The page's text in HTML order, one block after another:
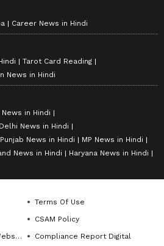
Career News in Hindi
Tarot Card Reading
News in Hindi
News in Hindi
Delhi News in Hindi
Punjab News in Hindi
MP News in Hindi
News in Hindi
Haryana News in Hindi
Terms Of Use
CSAM Policy
Compliance Report Digital